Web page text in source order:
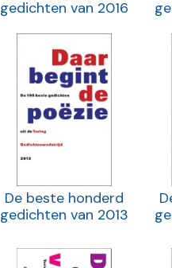
gedichten van 2016
De beste honderd
gedichten van 2013